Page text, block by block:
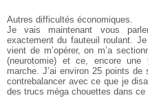
Autres difficultés économiques.
Je vais maintenant vous
exactement du fauteuil roulant.
vient de m’opérer, on m’a
(neurotomie) et ce, encore
marche. J’ai environ 25 points
contrebalancer avec ce que je
des trucs méga chouettes dans ce